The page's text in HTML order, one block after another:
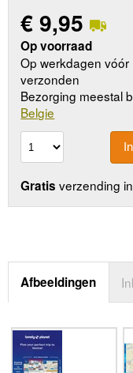
€9,95
Op voorraad
Op werkdagen
verzonden
Bezorging meestal
Belgie
Gratis verzending
Afbeeldingen